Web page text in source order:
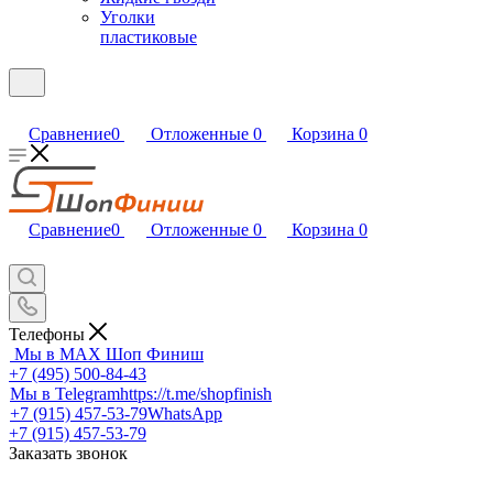
Уголки
пластиковые
Сравнение0 Отложенные 0 Корзина 0
Сравнение0 Отложенные 0 Корзина 0
Телефоны
Мы в MAX Шоп Финиш
+7 (495) 500-84-43
Мы в Telegramhttps://t.me/shopfinish
+7 (915) 457-53-79WhatsApp
+7 (915) 457-53-79
Заказать звонок